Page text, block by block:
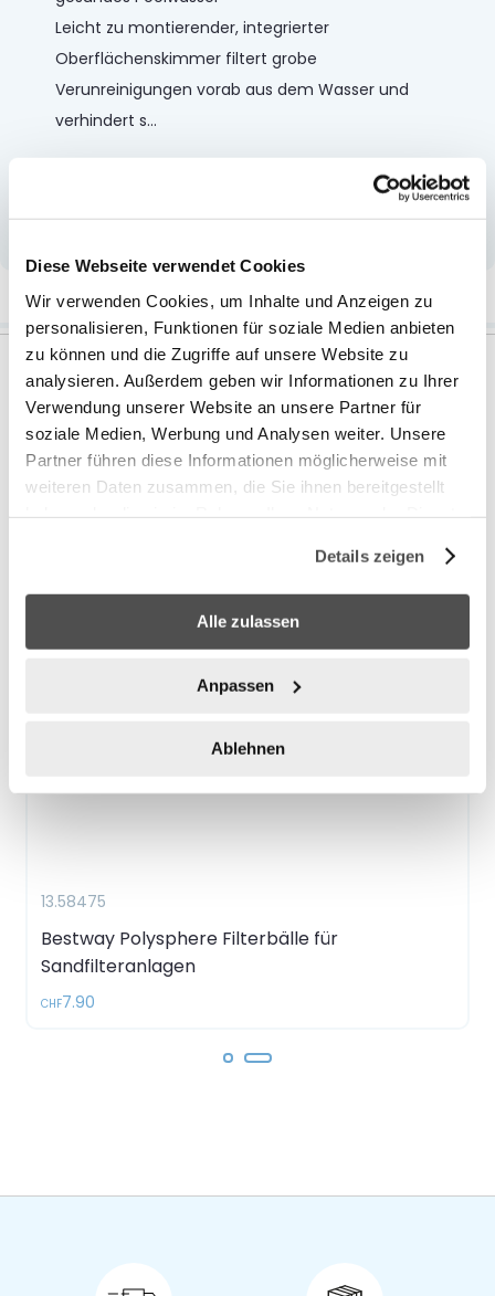
Diese Webseite verwendet Cookies
Wir verwenden Cookies, um Inhalte und Anzeigen zu
personalisieren, Funktionen für soziale Medien anbieten
zu können und die Zugriffe auf unsere Website zu
analysieren. Außerdem geben wir Informationen zu Ihrer
Verwendung unserer Website an unsere Partner für
soziale Medien, Werbung und Analysen weiter. Unsere
Partner führen diese Informationen möglicherweise mit
weiteren Daten zusammen, die Sie ihnen bereitgestellt
Details zeigen
Alle zulassen
Anpassen
Ablehnen
Leicht zu montierender, integrierter
Oberflächenskimmer filtert grobe
Verunreinigungen vorab aus dem Wasser und
verhindert s...
Weitere Informationen
Zubehör
13.58475
Bestway Polysphere Filterbälle für
Sandfilteranlagen
CHF7.90